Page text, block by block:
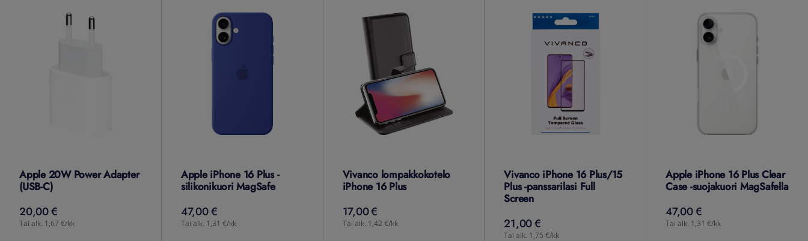
Apple 20W Power Adapter
(USB-C)
20,00 €
20,00€
Tai alk. 1,67 €/kk
Apple iPhone 16 Plus -
silikonikuori MagSafe
47,00 €
47,00€
Tai alk. 1,31 €/kk
Vivanco lompakkokotelo
iPhone 16 Plus
17,00 €
17,00€
Tai alk. 1,42 €/kk
Vivanco iPhone 16 Plus/15
Plus -panssarilasi Full
Screen
21,00 €
21,00€
Tai alk. 1,75 €/kk
Apple iPhone 16 Plus Clear
Case -suojakuori MagSafella
47,00 €
47,00€
Tai alk. 1,31 €/kk